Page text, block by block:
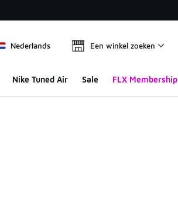
Nederlands Een winkel zoeken
Nike Tuned Air Sale FLX Membership